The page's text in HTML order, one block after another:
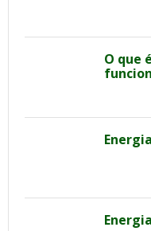
O que